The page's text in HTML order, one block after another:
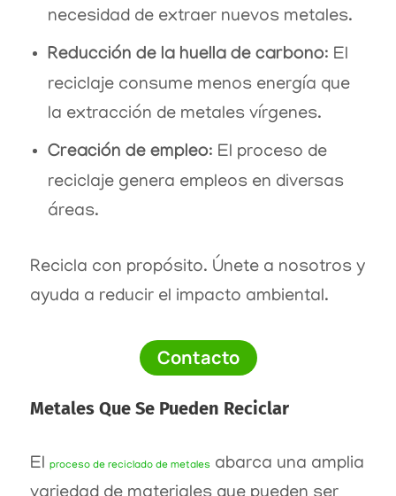
necesidad de extraer nuevos metales.
Reducción de la huella de carbono: El
reciclaje consume menos energía que
la extracción de metales vírgenes.
Creación de empleo: El proceso de
reciclaje genera empleos en diversas
áreas.
Recicla con propósito. Únete a nosotros y
ayuda a reducir el impacto ambiental.
Contacto
Metales Que Se Pueden Reciclar
El proceso de reciclado de metales abarca una amplia